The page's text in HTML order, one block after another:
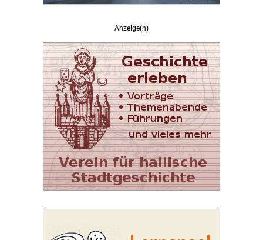
Anzeige(n)